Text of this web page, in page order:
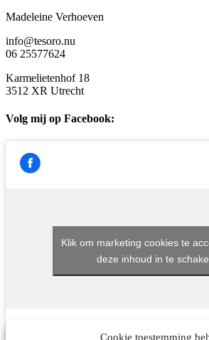
Cookie toestemming
Madeleine Verhoeven
info@tesoro.nu
06 25577624
Karmelietenhof 18
3512 XR Utrecht
Volg mij op Facebook:
Klik om marketing cookies te
deze inhoud in te